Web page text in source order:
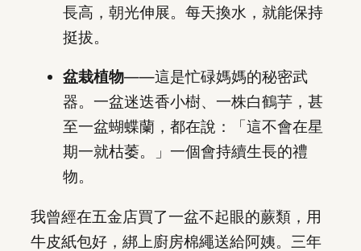
長高，朝光伸展。每天換水，就能保持
挺拔。
盆栽植物——這是忙碌媽媽的秘密武
器。一盆迷迭香小樹、一株白鶴芋，甚
至一盆蝴蝶蘭，都在說：「這不會在星
期一就枯萎。」一個會持續生長的禮
物。
我曾經在五金店買了一盆不起眼的蕨類，用
牛皮紙包好，綁上廚房棉繩送給阿姨。三年